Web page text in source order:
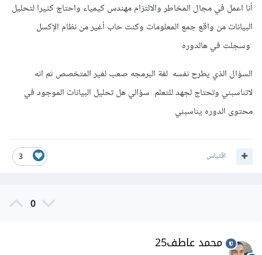
أنا اعمل في مجال المخاطر والالتزام مهندس كيمياء واحتاج كثيرا لتحليل
البيانات من واقع جمع المعلومات وكنت حاب أغير من نظام الإكسل
وسجلت في هالدوره
السؤال الذي يطرح نفسه لغة البرمجه صعب لغير المتخصص ثم انه
لاتناسبني وتحتاج لجهد للتعلم سؤالي هل تحليل البيانات الموجود في
محتوى الدوره يناسبني
3 اقتباس
0
محمد عاطف25